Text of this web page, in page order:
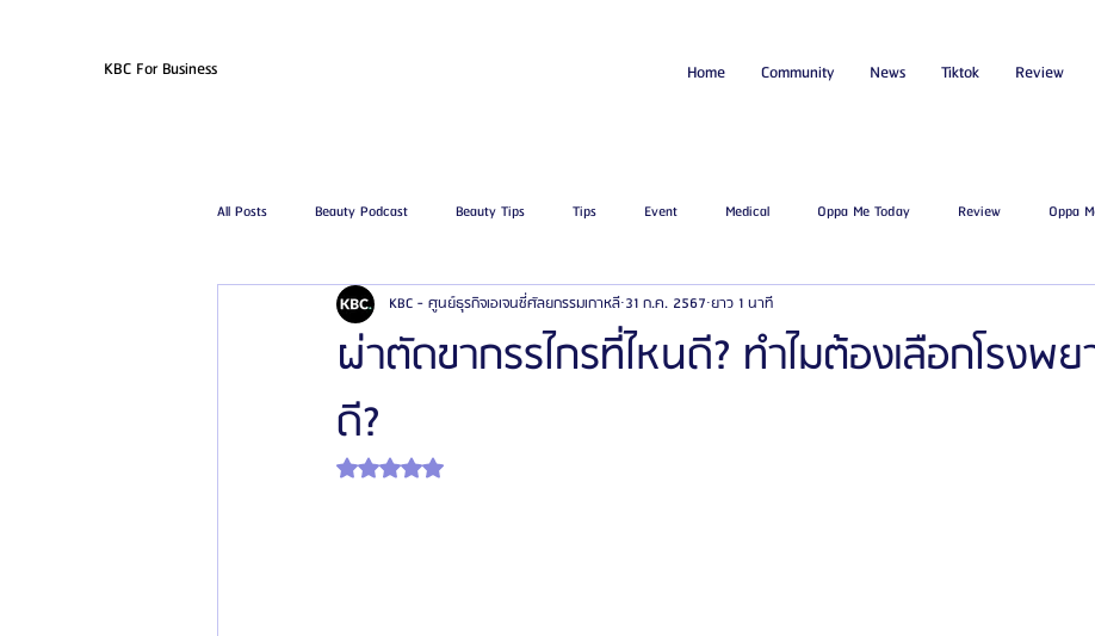
Home Community News Tiktok Review
KBC For Business
All Posts Beauty Podcast Beauty Tips Tips Event Medical Oppa Me Today Review Oppa
รีวิวศัลยกรรมฉีดไขมัน รีวิวศัลยกรรมดูดไขมัน โรงพยาบาลศัลยกรรมเอท็อป
โรงพยาบาลศัลยกรรมเฟรช
ผ่าตัดขากรรไกรที่ไหนดี? ทำไมต้องเลือกโรงพย
ดี?
KBC - ศูนย์ธุรกิจเอเจนซี่ศัลยกรรมเกาหลี 31 ก.ค. 2567 ยาว 1 นาที
ได้รับ NaN เต็ม 5 ดาว